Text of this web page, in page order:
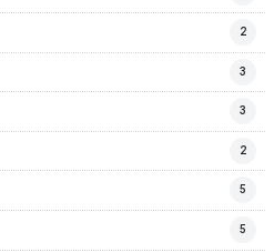
2
3
3
2
5
5